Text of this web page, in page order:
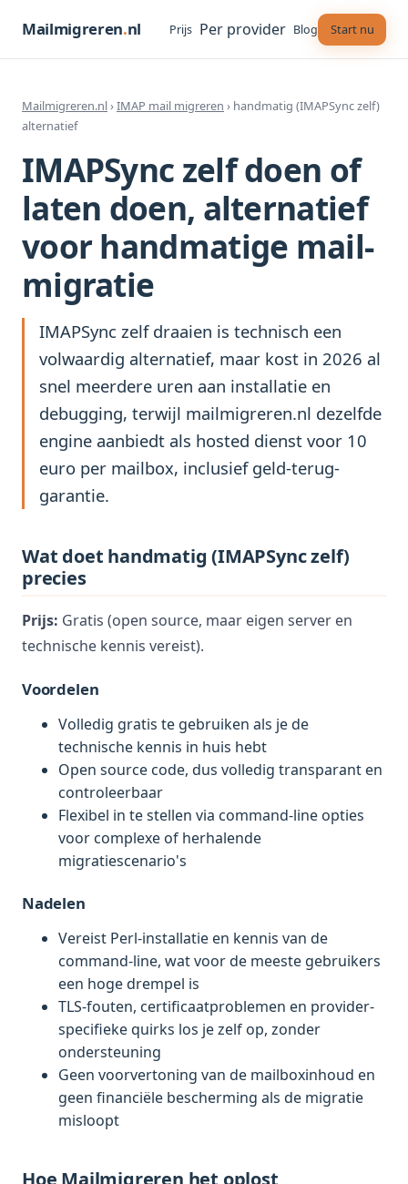
Mailmigreren.nl Prijs Per provider Blog Start nu
Mailmigreren.nl›IMAP mail migreren › handmatig (IMAPSync zelf)
alternatief
IMAPSync zelf doen of
laten doen, alternatief
voor handmatige mail-
migratie
IMAPSync zelf draaien is technisch een
volwaardig alternatief, maar kost in 2026 al
snel meerdere uren aan installatie en
debugging, terwijl mailmigreren.nl dezelfde
engine aanbiedt als hosted dienst voor 10
euro per mailbox, inclusief geld-terug-
garantie.
Wat doet handmatig (IMAPSync zelf)
precies
Prijs: Gratis (open source, maar eigen server en
technische kennis vereist).
Voordelen
Volledig gratis te gebruiken als je de
technische kennis in huis hebt
Open source code, dus volledig transparant en
controleerbaar
Flexibel in te stellen via command-line opties
voor complexe of herhalende
migratiescenario's
Nadelen
Vereist Perl-installatie en kennis van de
command-line, wat voor de meeste gebruikers
een hoge drempel is
TLS-fouten, certificaatproblemen en provider-
specifieke quirks los je zelf op, zonder
ondersteuning
Geen voorvertoning van de mailboxinhoud en
geen financiële bescherming als de migratie
misloopt